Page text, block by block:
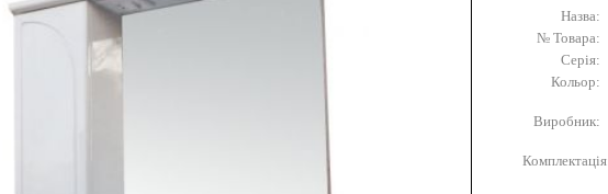
Назва:
№ Товара:
Серія:
Кольор:
Виробник: